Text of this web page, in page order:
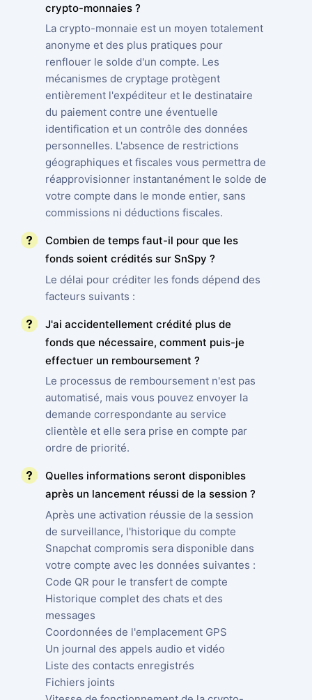
crypto-monnaies ?
La crypto-monnaie est un moyen totalement
anonyme et des plus pratiques pour
renflouer le solde d'un compte. Les
mécanismes de cryptage protègent
entièrement l'expéditeur et le destinataire
du paiement contre une éventuelle
identification et un contrôle des données
personnelles. L'absence de restrictions
géographiques et fiscales vous permettra de
réapprovisionner instantanément le solde de
votre compte dans le monde entier, sans
commissions ni déductions fiscales.
Combien de temps faut-il pour que les
fonds soient crédités sur SnSpy ?
Le délai pour créditer les fonds dépend des
facteurs suivants :
J'ai accidentellement crédité plus de
fonds que nécessaire, comment puis-je
effectuer un remboursement ?
Le processus de remboursement n'est pas
automatisé, mais vous pouvez envoyer la
demande correspondante au service
clientèle et elle sera prise en compte par
ordre de priorité.
Quelles informations seront disponibles
après un lancement réussi de la session ?
Après une activation réussie de la session
de surveillance, l'historique du compte
Snapchat compromis sera disponible dans
votre compte avec les données suivantes :
Code QR pour le transfert de compte
Historique complet des chats et des
messages
Coordonnées de l'emplacement GPS
Un journal des appels audio et vidéo
Liste des contacts enregistrés
Fichiers joints